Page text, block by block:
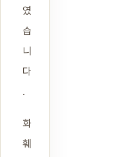
였
습
니
다
.
화
훼